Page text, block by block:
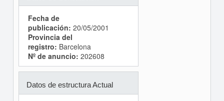
Fecha de
publicación: 20/05/2001
Provincia del
registro: Barcelona
Nº de anuncio: 202608
Datos de estructura Actual